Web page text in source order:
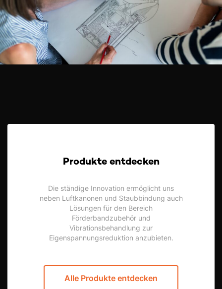
Produkte entdecken
Die ständige Innovation ermöglicht uns
neben Luftkanonen und Staubbindung auch
Lösungen für den Bereich
Förderbandzubehör und
Vibrationsbehandlung zur
Eigenspannungsreduktion anzubieten.
Alle Produkte entdecken